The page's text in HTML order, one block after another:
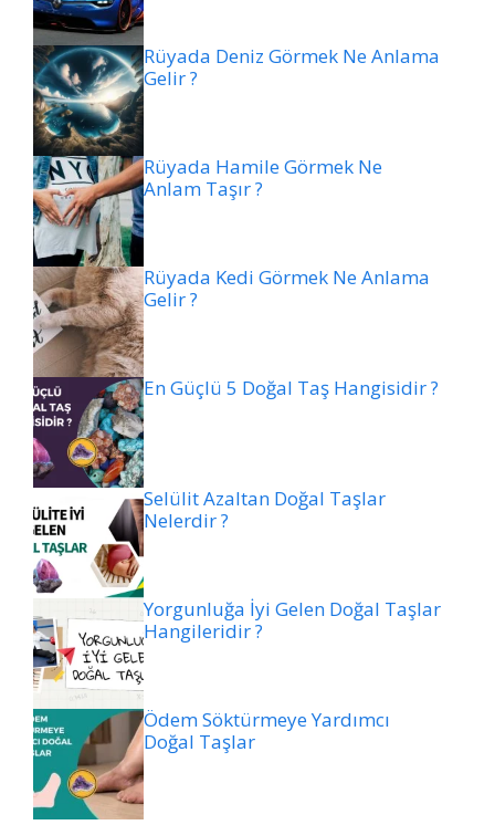
Rüyada Deniz Görmek Ne Anlama
Gelir ?
Rüyada Hamile Görmek Ne
Anlam Taşır ?
Rüyada Kedi Görmek Ne Anlama
Gelir ?
En Güçlü 5 Doğal Taş Hangisidir ?
Selülit Azaltan Doğal Taşlar
Nelerdir ?
Yorgunluğa İyi Gelen Doğal Taşlar
Hangileridir ?
Ödem Söktürmeye Yardımcı
Doğal Taşlar